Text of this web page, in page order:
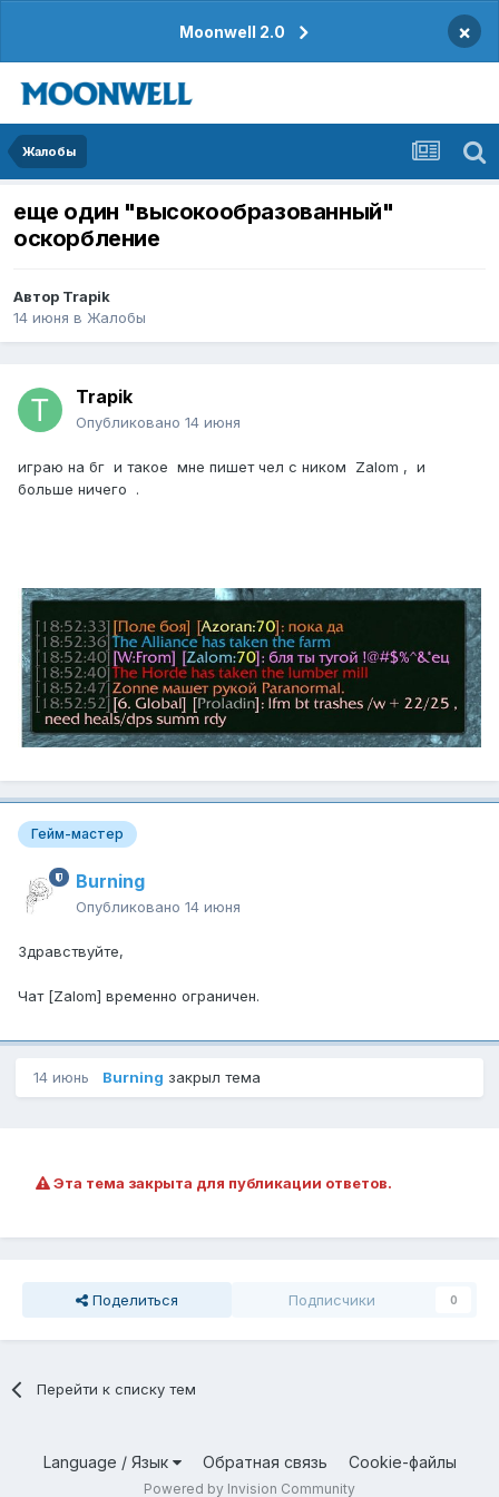
Moonwell 2.0 ×
Жалобы
еще один "высокообразованный"
оскорбление
Автор Trapik
14 июня в Жалобы
Trapik
Опубликовано 14 июня
играю на бг и такое мне пишет чел с ником Zalom , и
больше ничего .
Гейм-мастер
Burning
Опубликовано 14 июня
Здравствуйте,
Чат [Zalom] временно ограничен.
14 июнь Burning закрыл тема
Эта тема закрыта для публикации ответов.
Поделиться Подписчики 0
Перейти к списку тем
Language / Язык Обратная связь Cookie-файлы
Powered by Invision Community